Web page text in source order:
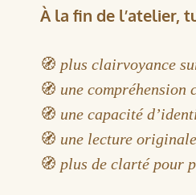
À la fin de l’atelier,
🧭 plus clairvoyance
🧭 une compréhension
🧭 une capacité
🧭 une lecture
🧭 plus de clarté pour